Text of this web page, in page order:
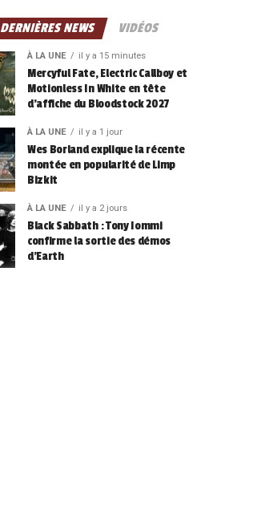
DERNIÈRES NEWS VIDÉOS
À LA UNE il y a 15 minutes
Mercyful Fate, Electric Callboy et
Motionless In White en tête
d’affiche du Bloodstock 2027
À LA UNE il y a 1 jour
Wes Borland explique la récente
montée en popularité de Limp
Bizkit
À LA UNE il y a 2 jours
Black Sabbath : Tony Iommi
confirme la sortie des démos
d’Earth